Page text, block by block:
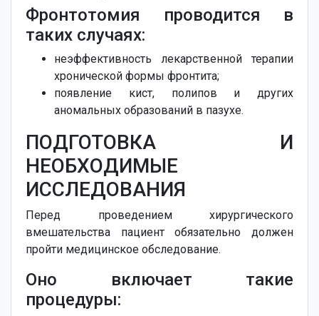
Фронтотомия проводится в
таких случаях:
неэффективность лекарственной терапии
хронической формы фронтита;
появление кист, полипов и других
аномальных образований в пазухе.
ПОДГОТОВКА И
НЕОБХОДИМЫЕ
ИССЛЕДОВАНИЯ
Перед проведением хирургического
вмешательства пациент обязательно должен
пройти медицинское обследование.
Оно включает такие
процедуры: